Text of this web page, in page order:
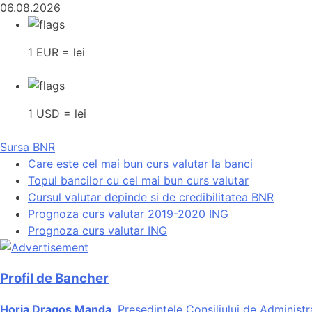
06.08.2026
1 EUR = lei
1 USD = lei
Sursa BNR
Care este cel mai bun curs valutar la banci
Topul bancilor cu cel mai bun curs valutar
Cursul valutar depinde si de credibilitatea BNR
Prognoza curs valutar 2019-2020 ING
Prognoza curs valutar ING
Profil de Bancher